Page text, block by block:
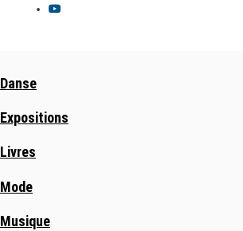
Danse
Expositions
Livres
Mode
Musique